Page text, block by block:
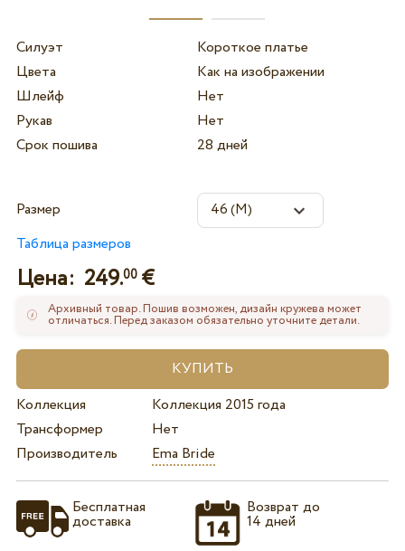
Силуэт
Короткое платье
Цвета
Как на изображении
Шлейф
Нет
Рукав
Нет
Срок пошива
28 дней
Размер
Таблица размеров
Цена: 249.00€
Архивный товар. Пошив возможен, дизайн кружева может
отличаться. Перед заказом обязательно уточните детали.
Коллекция
Коллекция 2015 года
Трансформер
Нет
Производитель
Ema Bride
Бесплатная
доставка
Возврат до
14 дней